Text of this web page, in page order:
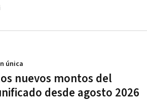
nuevos montos del
desde agosto 2026
única